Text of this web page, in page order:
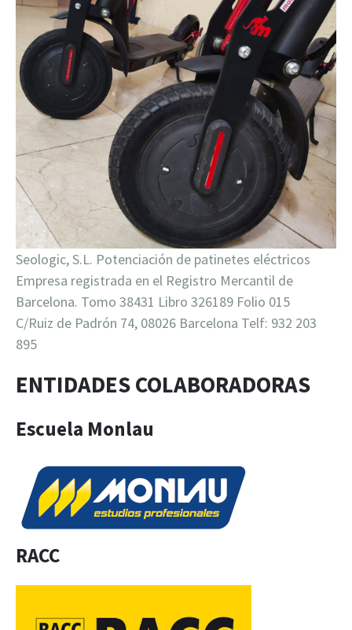
Seologic, S.L. Potenciación de patinetes eléctricos
Empresa registrada en el Registro Mercantil de
Barcelona. Tomo 38431 Libro 326189 Folio 015
C/Ruiz de Padrón 74, 08026 Barcelona Telf: 932 203
895
ENTIDADES COLABORADORAS
Escuela Monlau
RACC